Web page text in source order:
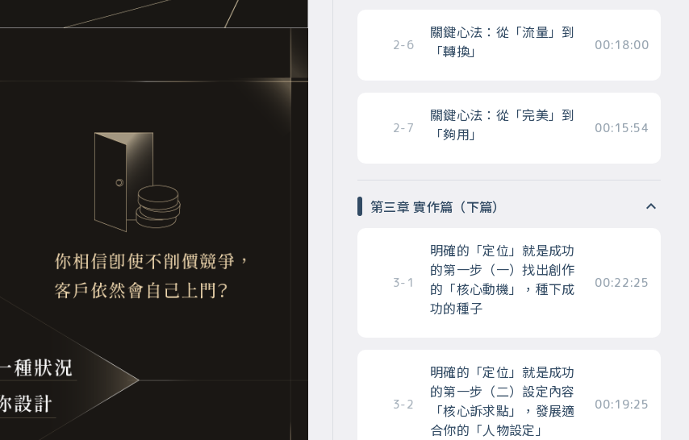
2-6
關鍵心法：從「流量」到
「轉換」
00:18:00
2-7
關鍵心法：從「完美」到
「夠用」
00:15:54
第三章 實作篇（下篇）
3-1
明確的「定位」就是成功
的第一步（一）找出創作
的「核心動機」，種下成
功的種子
00:22:25
3-2
明確的「定位」就是成功
的第一步（二）設定內容
「核心訴求點」，發展適
合你的「人物設定」
00:19:25